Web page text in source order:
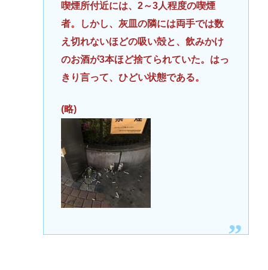
喫煙所付近には、2～3人程度の喫煙
者。しかし、灰皿の隣には両手では数
え切れないほどの吸い殻と、飲みかけ
のお酒が3本ほど捨てられていた。はっ
きり言って、ひどい状態である。
(略)